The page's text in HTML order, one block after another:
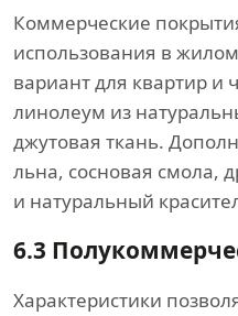
Коммерческие
использования в
вариант для квартир и
линолеум из
джутовая ткань.
льна, сосновая смола,
и натуральный
6.3
Характеристики